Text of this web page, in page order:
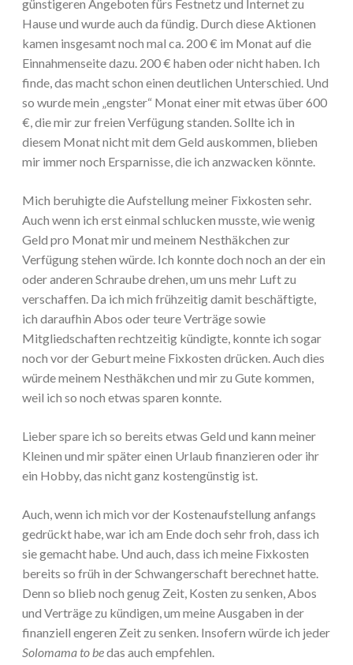
günstigeren Angeboten fürs Festnetz und Internet zu
Hause und wurde auch da fündig. Durch diese Aktionen
kamen insgesamt noch mal ca. 200 € im Monat auf die
Einnahmenseite dazu. 200 € haben oder nicht haben. Ich
finde, das macht schon einen deutlichen Unterschied. Und
so wurde mein „engster“ Monat einer mit etwas über 600
€, die mir zur freien Verfügung standen. Sollte ich in
diesem Monat nicht mit dem Geld auskommen, blieben
mir immer noch Ersparnisse, die ich anzwacken könnte.
Mich beruhigte die Aufstellung meiner Fixkosten sehr.
Auch wenn ich erst einmal schlucken musste, wie wenig
Geld pro Monat mir und meinem Nesthäkchen zur
Verfügung stehen würde. Ich konnte doch noch an der ein
oder anderen Schraube drehen, um uns mehr Luft zu
verschaffen. Da ich mich frühzeitig damit beschäftigte,
ich daraufhin Abos oder teure Verträge sowie
Mitgliedschaften rechtzeitig kündigte, konnte ich sogar
noch vor der Geburt meine Fixkosten drücken. Auch dies
würde meinem Nesthäkchen und mir zu Gute kommen,
weil ich so noch etwas sparen konnte.
Lieber spare ich so bereits etwas Geld und kann meiner
Kleinen und mir später einen Urlaub finanzieren oder ihr
ein Hobby, das nicht ganz kostengünstig ist.
Auch, wenn ich mich vor der Kostenaufstellung anfangs
gedrückt habe, war ich am Ende doch sehr froh, dass ich
sie gemacht habe. Und auch, dass ich meine Fixkosten
bereits so früh in der Schwangerschaft berechnet hatte.
Denn so blieb noch genug Zeit, Kosten zu senken, Abos
und Verträge zu kündigen, um meine Ausgaben in der
finanziell engeren Zeit zu senken. Insofern würde ich jeder
Solomama to bedas auch empfehlen.